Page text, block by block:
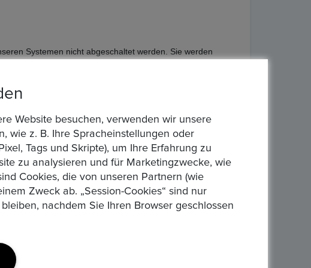
Systemen nicht abgeschaltet werden. Sie werden
Wir verwenden sie, um Besuche zu zählen,
Solche Drittanbieter verwenden Cookies über unsere
Verarbeitung gemäß Art. 6 Abs. 1 lit. b DSGVO entweder
an der bestmöglichen Funktionalität der Website sowie
die uns helfen, das Internetangebot für Sie
Cookies und den Umfang der jeweils erhobenen
Sie Ihren Browser so einstellen können, dass Sie über
Website besuchen, verwenden wir unsere
wie z. B. Ihre Spracheinstellungen oder
Tags und Skripte), um Ihre Erfahrung zu
zu analysieren und für Marketingzwecke, wie
Cookies, die von unseren Partnern (wie
Zweck ab. „Session-Cookies“ sind nur
nachdem Sie Ihren Browser geschlossen